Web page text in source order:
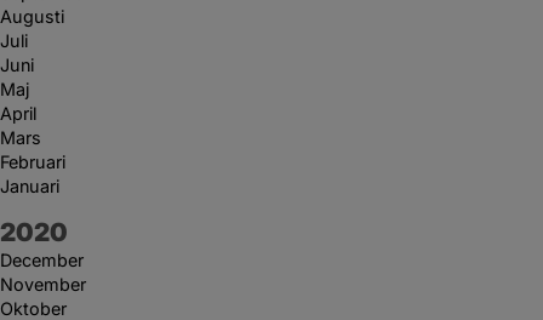
Augusti
Juli
Juni
Maj
April
Mars
Februari
Januari
År:
2020
December
November
Oktober